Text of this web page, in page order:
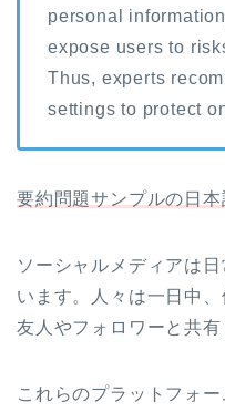
personal
expose users to
Thus, experts
settings to protect
要約問題サンプルの日本
ソーシャルメディアは
います。人々は一日中
友人やフォロワーと共有
これらのプラットフォ